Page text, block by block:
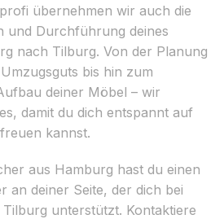
übernehmen wir auch die
und Durchführung deines
nach Tilburg. Von der Planung
bis hin zum
deiner Möbel – wir
damit du dich entspannt auf
kannst.
aus Hamburg hast du einen
an deiner Seite, der dich bei
unterstützt. Kontaktiere